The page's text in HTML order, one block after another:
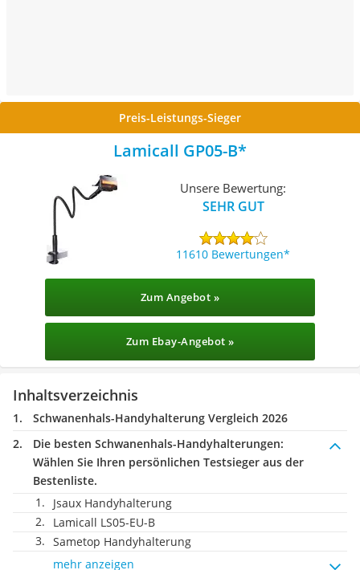
Preis-Leistungs-Sieger
Lamicall GP05-B
Unsere Bewertung:
SEHR GUT
11610 Bewertungen
Zum Angebot »
Zum Ebay-Angebot »
Inhaltsverzeichnis
Schwanenhals-Handyhalterung Vergleich 2026
Die besten Schwanenhals-Handyhalterungen:
Wählen Sie Ihren persönlichen Testsieger aus der
Bestenliste.
Jsaux Handyhalterung
Lamicall LS05-EU-B
Sametop Handyhalterung
mehr anzeigen